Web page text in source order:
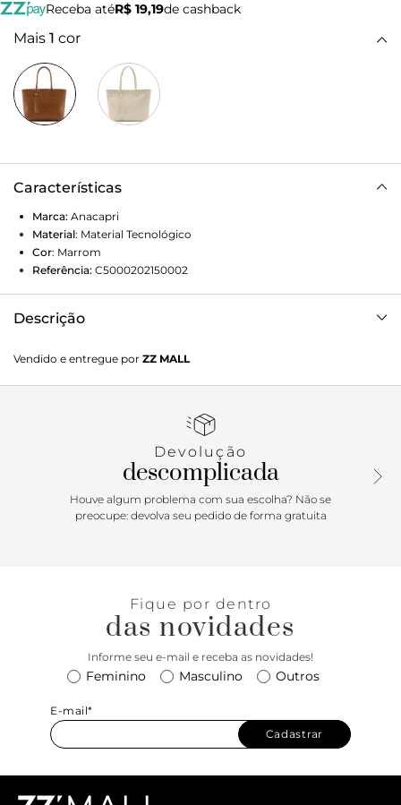
Receba atéR$ 19,19de cashback
Mais 1 cor
Características
Marca: Anacapri
Material: Material Tecnológico
Cor: Marrom
Referência: C5000202150002
Descrição
marrom. O modelo tem shape retangular e estruturado -
com efeito soft e acabamento texturizado imponente - em
fechamento superior em zíper metálico, com puxador em
exclusiva Anacapri. Acompanha bag charm em barbicacho,
com esfera perolizada. O acessório é removível e pode ser
utilizado separadamente da bolsa. O modelo maxi bag
comporta notebook com segurança. Porque Apostar:
solar com shape trendy - com acabamento em textura
tramada, ressaltando o mood artesanal chic para as
Vendido e entregue por ZZ MALL
Devolução
descomplicada
Houve algum problema com sua escolha? Não se
preocupe: devolva seu pedido de forma gratuita
Fique por dentro
das novidades
Informe seu e-mail e receba as novidades!
Feminino Masculino Outros
E-mail*
Cadastrar